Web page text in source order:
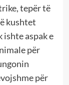
tepër të
kushtet
ishte aspak e
për
për